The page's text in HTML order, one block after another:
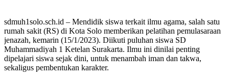
sdmuh1solo.sch.id – Mendidik siswa terkait ilmu agama, salah satu
rumah sakit (RS) di Kota Solo memberikan pelatihan pemulasaraan
jenazah, kemarin (15/1/2023). Diikuti puluhan siswa SD
Muhammadiyah 1 Ketelan Surakarta. Ilmu ini dinilai penting
dipelajari siswa sejak dini, untuk menambah iman dan takwa,
sekaligus pembentukan karakter.